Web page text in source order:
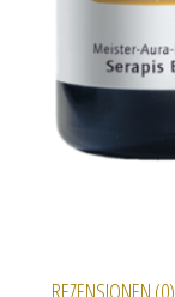
REZENSIONEN (0)